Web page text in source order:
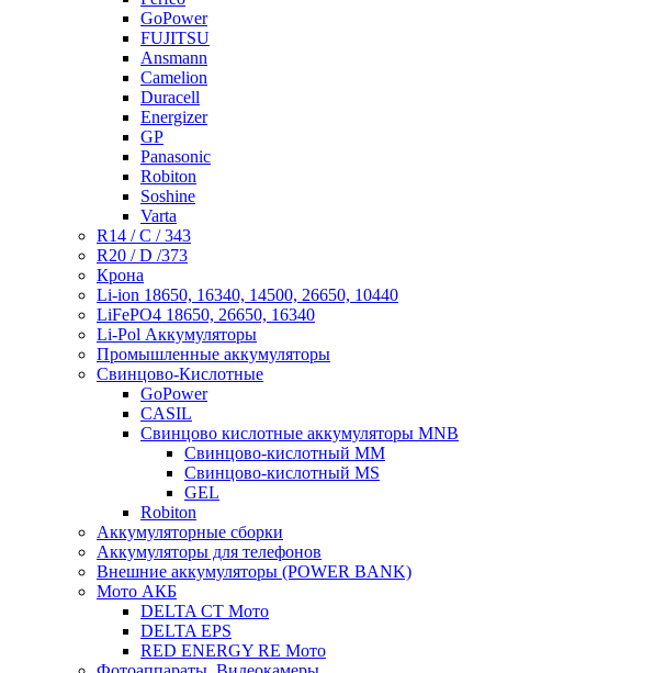
GoPower
FUJITSU
Ansmann
Camelion
Duracell
Energizer
GP
Panasonic
Robiton
Soshine
Varta
R14 / C / 343
R20 / D /373
Крона
Li-ion 18650, 16340, 14500, 26650, 10440
LiFePO4 18650, 26650, 16340
Li-Pol Аккумуляторы
Промышленные аккумуляторы
Свинцово-Кислотные
GoPower
CASIL
Свинцово кислотные аккумуляторы MNB
Cвинцово-кислотный MM
Cвинцово-кислотный MS
GEL
Robiton
Аккумуляторные сборки
Аккумуляторы для телефонов
Внешние аккумуляторы (POWER BANK)
Мото АКБ
DELTA CT Мото
DELTA EPS
RED ENERGY RE Мото